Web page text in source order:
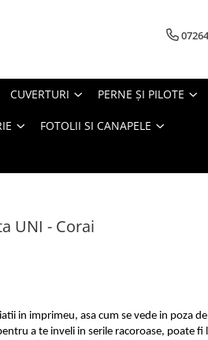
CUVERTURI PERNE ŞI PILOTE
FOTOLII SI CANAPELE
UNI - Corai
in imprimeu, asa cum se vede in poza
a te inveli in serile racoroase, poate